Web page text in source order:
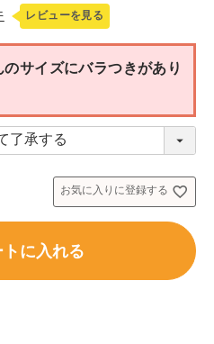
レビューを見る
サイズにバラつきがあり
お気に入りに登録する
トに入れる